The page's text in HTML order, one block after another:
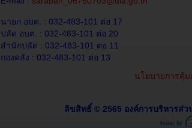
นายก อบต. : 032-483-101 ต่อ 17
ปลัด อบต. : 032-483-101 ต่อ 20
สำนักปลัด : 032-483-101 ต่อ 11
กองคลัง : 032-483-101 ต่อ 13
นโยบายการคุ้
ลิขสิทธิ์ © 2565 องค์การบริหารส่